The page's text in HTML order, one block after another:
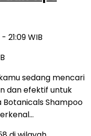
21:09 WIB
kamu sedang mencari
dan efektif untuk
Shampoo